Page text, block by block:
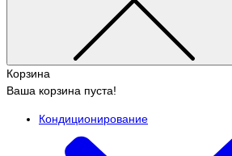
Корзина
Ваша корзина пуста!
Кондиционирование